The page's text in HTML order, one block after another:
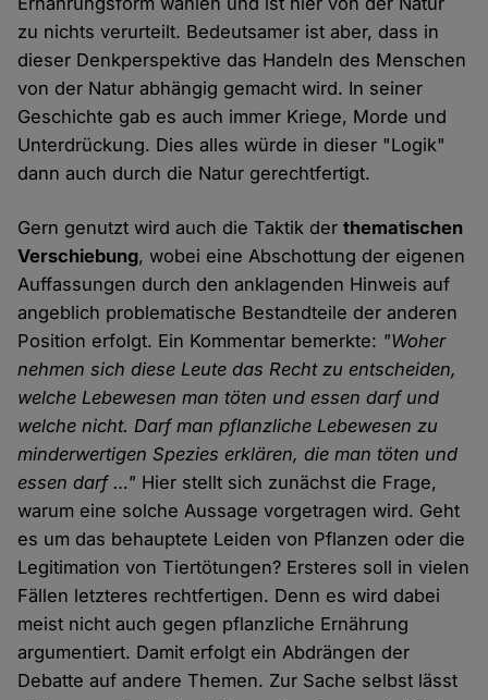
zu nichts verurteilt. Bedeutsamer ist aber, dass in
dieser Denkperspektive das Handeln des Menschen
von der Natur abhängig gemacht wird. In seiner
Geschichte gab es auch immer Kriege, Morde und
Unterdrückung. Dies alles würde in dieser "Logik"
dann auch durch die Natur gerechtfertigt.
Gern genutzt wird auch die Taktik derthematischen
Verschiebung, wobei eine Abschottung der eigenen
Auffassungen durch den anklagenden Hinweis auf
angeblich problematische Bestandteile der anderen
Position erfolgt. Ein Kommentar bemerkte: "Woher
nehmen sich diese Leute das Recht zu entscheiden,
welche Lebewesen man töten und essen darf und
welche nicht. Darf man pflanzliche Lebewesen zu
minderwertigen Spezies erklären, die man töten und
essen darf …" Hier stellt sich zunächst die Frage,
warum eine solche Aussage vorgetragen wird. Geht
es um das behauptete Leiden von Pflanzen oder die
Legitimation von Tiertötungen? Ersteres soll in vielen
Fällen letzteres rechtfertigen. Denn es wird dabei
meist nicht auch gegen pflanzliche Ernährung
argumentiert. Damit erfolgt ein Abdrängen der
Debatte auf andere Themen. Zur Sache selbst lässt